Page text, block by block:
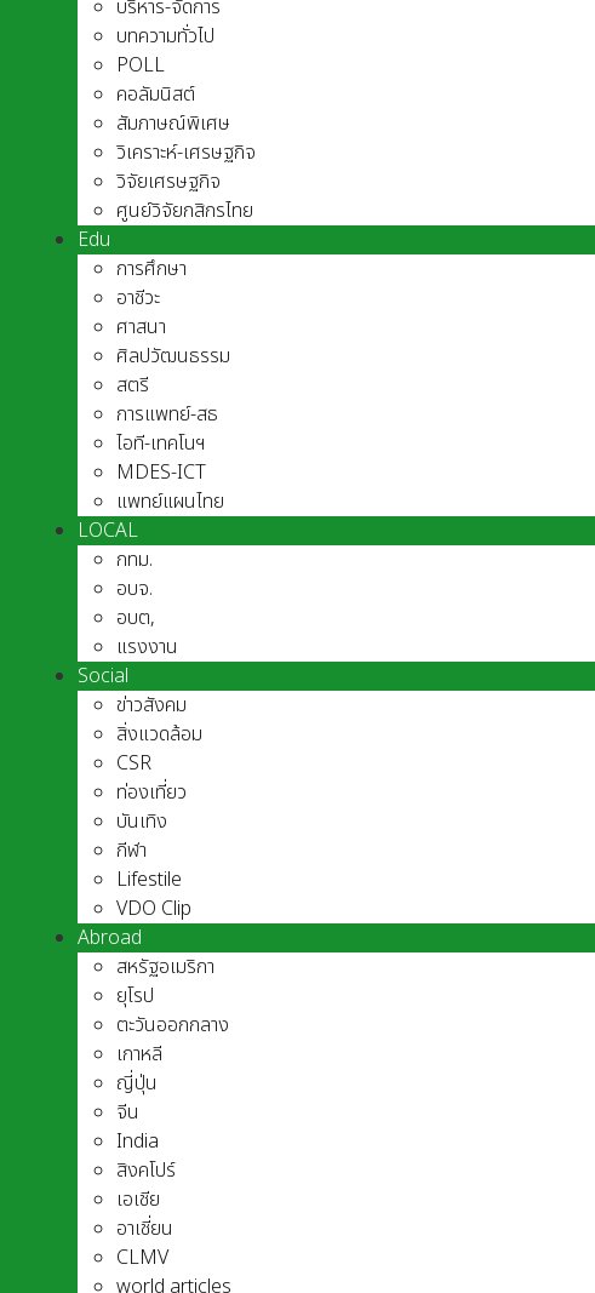
บริหาร-จัดการ
บทความทั่วไป
POLL
คอลัมนิสต์
สัมภาษณ์พิเศษ
วิเคราะห์-เศรษฐกิจ
วิจัยเศรษฐกิจ
ศูนย์วิจัยกสิกรไทย
Edu
การศึกษา
อาชีวะ
ศาสนา
ศิลปวัฒนธรรม
สตรี
การแพทย์-สธ
ไอที-เทคโนฯ
MDES-ICT
แพทย์แผนไทย
LOCAL
กทม.
อบจ.
อบต,
แรงงาน
Social
ข่าวสังคม
สิ่งแวดล้อม
CSR
ท่องเที่ยว
บันเทิง
กีฬา
Lifestile
VDO Clip
Abroad
สหรัฐอเมริกา
ยุโรป
ตะวันออกกลาง
เกาหลี
ญี่ปุ่น
จีน
India
สิงคโปร์
เอเชีย
อาเชี่ยน
CLMV
world articles